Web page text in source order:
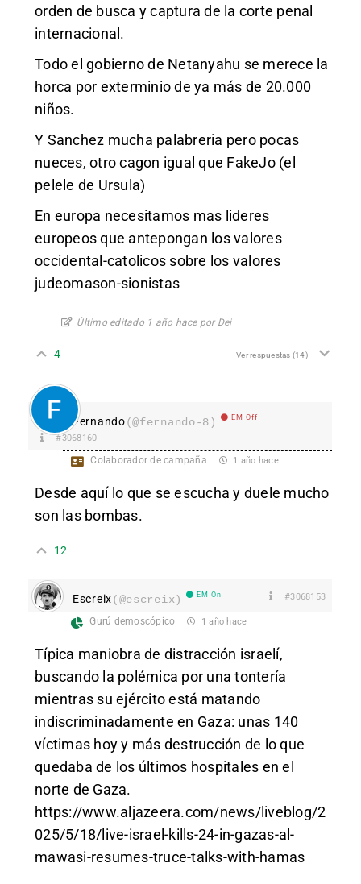
orden de busca y captura de la corte penal
internacional.
Todo el gobierno de Netanyahu se merece la
horca por exterminio de ya más de 20.000
niños.
Y Sanchez mucha palabreria pero pocas
nueces, otro cagon igual que FakeJo (el
pelele de Ursula)
En europa necesitamos mas lideres
europeos que antepongan los valores
occidental-catolicos sobre los valores
judeomason-sionistas
Último editado 1 año hace por Dei_
4 Ver respuestas (14)
Fernando(@fernando-8) EM Off
#3068160
Colaborador de campaña 1 año hace
Desde aquí lo que se escucha y duele mucho
son las bombas.
12
Escreix(@escreix) EM On #3068153
Gurú demoscópico 1 año hace
Típica maniobra de distracción israelí,
buscando la polémica por una tontería
mientras su ejército está matando
indiscriminadamente en Gaza: unas 140
víctimas hoy y más destrucción de lo que
quedaba de los últimos hospitales en el
norte de Gaza.
https://www.aljazeera.com/news/liveblog/2
025/5/18/live-israel-kills-24-in-gazas-al-
mawasi-resumes-truce-talks-with-hamas